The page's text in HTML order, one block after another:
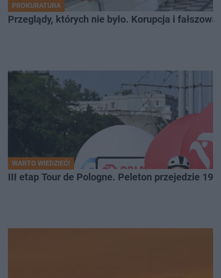
PROKURATURA
Przeglądy, których nie było. Korupcja i
WARTO WIEDZIEĆ!
III etap Tour de Pologne. Peleton przejedzie